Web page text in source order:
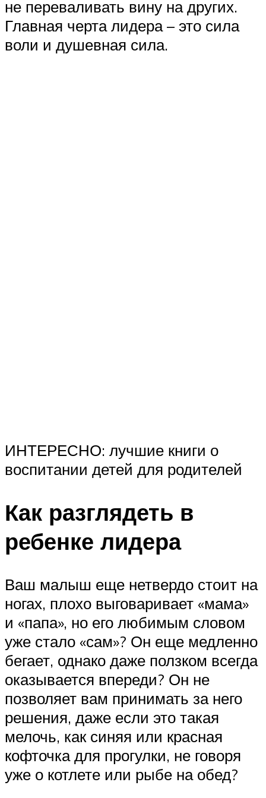
не переваливать вину на других.
Главная черта лидера – это сила
воли и душевная сила.
ИНТЕРЕСНО: лучшие книги о
воспитании детей для родителей
Как разглядеть в
ребенке лидера
Ваш малыш еще нетвердо стоит на
ногах, плохо выговаривает «мама»
и «папа», но его любимым словом
уже стало «сам»? Он еще медленно
бегает, однако даже ползком всегда
оказывается впереди? Он не
позволяет вам принимать за него
решения, даже если это такая
мелочь, как синяя или красная
кофточка для прогулки, не говоря
уже о котлете или рыбе на обед?